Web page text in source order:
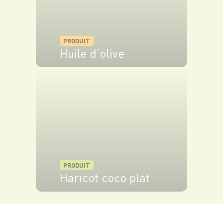
PRODUIT
Huile d'olive
PRODUIT
Haricot coco plat